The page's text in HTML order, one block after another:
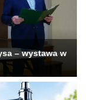
– wystawa w